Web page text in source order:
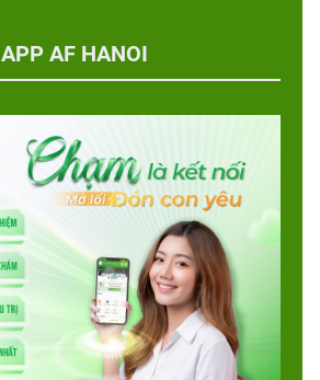
APP AF HANOI